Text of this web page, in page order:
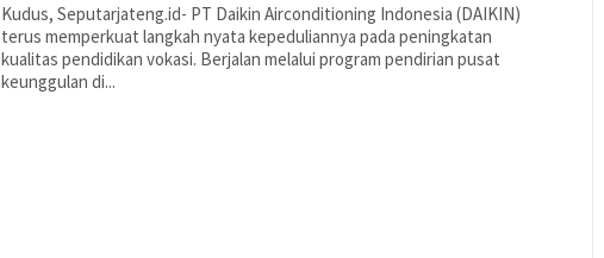
Kudus, Seputarjateng.id- PT Daikin Airconditioning Indonesia (DAIKIN)
terus memperkuat langkah nyata kepeduliannya pada peningkatan
kualitas pendidikan vokasi. Berjalan melalui program pendirian pusat
keunggulan di...